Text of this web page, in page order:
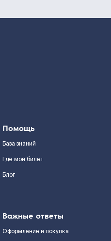
Помощь
База знаний
Где мой билет
Блог
Важные ответы
Оформление и покупка